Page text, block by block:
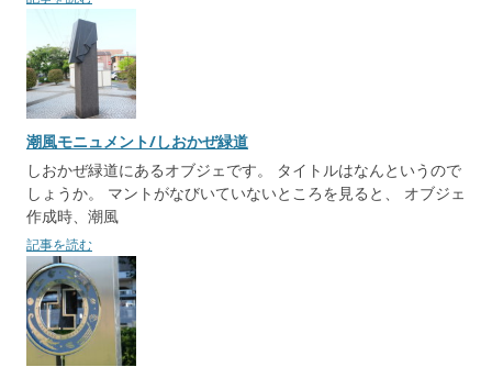
潮風モニュメント/しおかぜ緑道
しおかぜ緑道にあるオブジェです。 タイトルはなんというので
しょうか。 マントがなびいていないところを見ると、 オブジェ
作成時、潮風
記事を読む